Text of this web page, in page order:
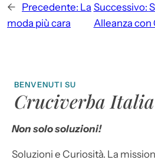
← Precedente: La
moda più cara
Successivo:
Alleanza con
BENVENUTI SU
Cruciverba Italia
Non solo soluzioni!
Soluzioni e Curiosità. La